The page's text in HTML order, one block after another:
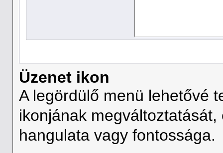
Üzenet ikon
A legördülő menü lehetővé
ikonjának
hangulata vagy fontossága.